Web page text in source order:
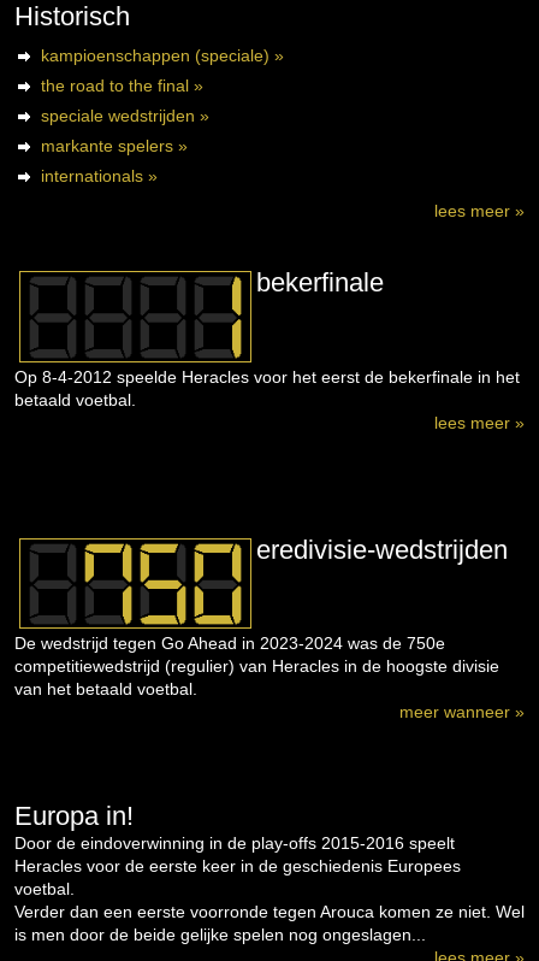
Historisch
kampioenschappen (speciale) »
the road to the final »
speciale wedstrijden »
markante spelers »
internationals »
lees meer »
bekerfinale
Op 8-4-2012 speelde Heracles voor het eerst de bekerfinale in het
betaald voetbal.
lees meer »
eredivisie-wedstrijden
De wedstrijd tegen Go Ahead in 2023-2024 was de 750e
competitiewedstrijd (regulier) van Heracles in de hoogste divisie
van het betaald voetbal.
meer wanneer »
Europa in!
Door de eindoverwinning in de play-offs 2015-2016 speelt
Heracles voor de eerste keer in de geschiedenis Europees
voetbal.
Verder dan een eerste voorronde tegen Arouca komen ze niet. Wel
is men door de beide gelijke spelen nog ongeslagen...